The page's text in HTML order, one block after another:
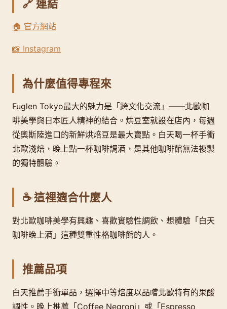
🔗 連結
🏠 官方網站
📸 Instagram
為什麼值得專程來
Fuglen Tokyo最大的魅力是「跨文化交流」——北歐咖
啡美學與日本匠人精神的結合。烘豆室就設在店內，每週
從奧斯陸進口的新鮮烘焙豆是最大賣點。白天喝一杯手衝
北歐淺焙，晚上點一杯咖啡調酒，是其他咖啡館無法複製
的獨特體驗。
☕ 這裡適合什麼人
對北歐咖啡美學有興趣、喜歡實驗性調飲、想體驗「白天
咖啡晚上酒」這種雙重性格咖啡館的人。
推薦品項
白天推薦手衝單品，選擇中等焙度以品嚐北歐特有的果酸
調性。晚上推薦「Coffee Negroni」或「Espresso